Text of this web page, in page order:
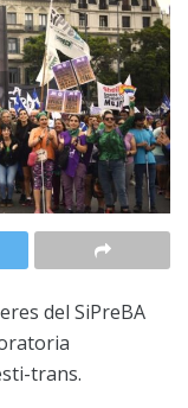
del SiPreBA
trans.